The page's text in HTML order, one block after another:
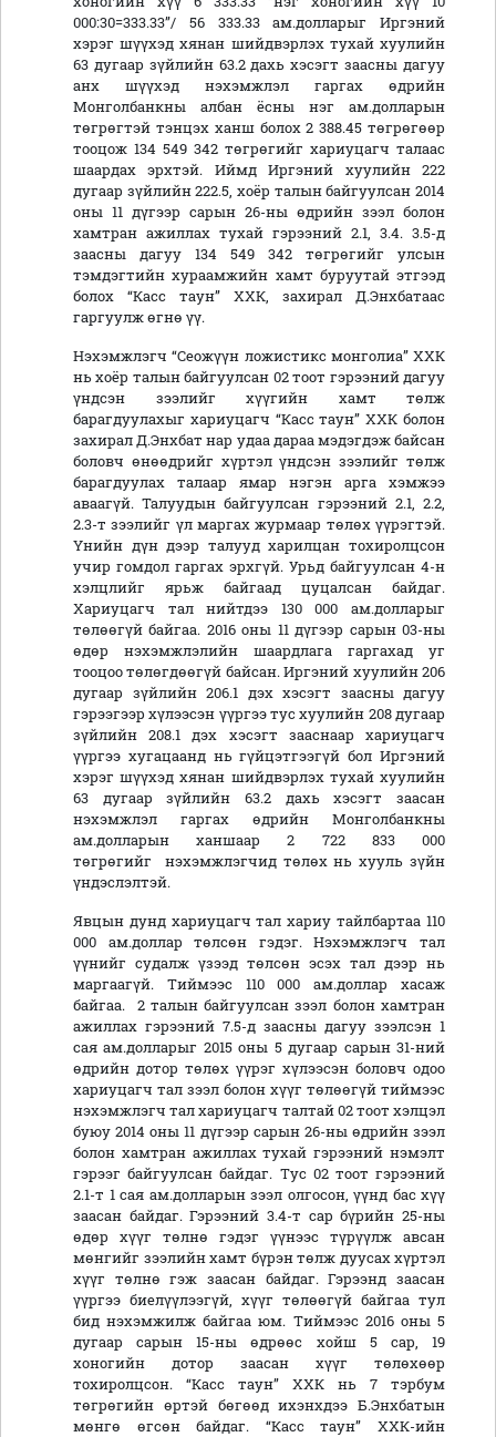
000:30=333.33”/ 56 333.33 ам.долларыг Иргэний
хэрэг шүүхэд хянан шийдвэрлэх тухай хуулийн
63 дугаар зүйлийн 63.2 дахь хэсэгт заасны дагуу
анх шүүхэд нэхэмжлэл гаргах өдрийн
Монголбанкны албан ёсны нэг ам.долларын
төгрөгтэй тэнцэх ханш болох 2 388.45 төгрөгөөр
тооцож 134 549 342 төгрөгийг хариуцагч талаас
шаардах эрхтэй. Иймд Иргэний хуулийн 222
дугаар зүйлийн 222.5, хоёр талын байгуулсан 2014
оны 11 дүгээр сарын 26-ны өдрийн зээл болон
хамтран ажиллах тухай гэрээний 2.1, 3.4. 3.5-д
заасны дагуу 134 549 342 төгрөгийг улсын
тэмдэгтийн хураамжийн хамт буруутай этгээд
болох “Касс таун” ХХК, захирал Д.Энхбатаас
гаргуулж өгнө үү.
Нэхэмжлэгч “Сеожүүн ложистикс монголиа” ХХК
нь хоёр талын байгуулсан 02 тоот гэрээний дагуу
үндсэн зээлийг хүүгийн хамт төлж
барагдуулахыг хариуцагч “Касс таун” ХХК болон
захирал Д.Энхбат нар удаа дараа мэдэгдэж байсан
боловч өнөөдрийг хүртэл үндсэн зээлийг төлж
барагдуулах талаар ямар нэгэн арга хэмжээ
аваагүй. Талуудын байгуулсан гэрээний 2.1, 2.2,
2.3-т зээлийг үл маргах журмаар төлөх үүрэгтэй.
Үнийн дүн дээр талууд харилцан тохиролцсон
учир гомдол гаргах эрхгүй. Урьд байгуулсан 4-н
хэлцлийг ярьж байгаад цуцалсан байдаг.
Хариуцагч тал нийтдээ 130 000 ам.долларыг
төлөөгүй байгаа. 2016 оны 11 дүгээр сарын 03-ны
өдөр нэхэмжлэлийн шаардлага гаргахад уг
тооцоо төлөгдөөгүй байсан. Иргэний хуулийн 206
дугаар зүйлийн 206.1 дэх хэсэгт заасны дагуу
гэрээгээр хүлээсэн үүргээ тус хуулийн 208 дугаар
зүйлийн 208.1 дэх хэсэгт зааснаар хариуцагч
үүргээ хугацаанд нь гүйцэтгээгүй бол Иргэний
хэрэг шүүхэд хянан шийдвэрлэх тухай хуулийн
63 дугаар зүйлийн 63.2 дахь хэсэгт заасан
нэхэмжлэл гаргах өдрийн Монголбанкны
ам.долларын ханшаар 2 722 833 000
төгрөгийг нэхэмжлэгчид төлөх нь хууль зүйн
үндэслэлтэй.
Явцын дунд хариуцагч тал хариу тайлбартаа 110
000 ам.доллар төлсөн гэдэг. Нэхэмжлэгч тал
үүнийг судалж үзээд төлсөн эсэх тал дээр нь
маргаагүй. Тиймээс 110 000 ам.доллар хасаж
байгаа. 2 талын байгуулсан зээл болон хамтран
ажиллах гэрээний 7.5-д заасны дагуу зээлсэн 1
сая ам.долларыг 2015 оны 5 дугаар сарын 31-ний
өдрийн дотор төлөх үүрэг хүлээсэн боловч одоо
хариуцагч тал зээл болон хүүг төлөөгүй тиймээс
нэхэмжлэгч тал хариуцагч талтай 02 тоот хэлцэл
буюу 2014 оны 11 дүгээр сарын 26-ны өдрийн зээл
болон хамтран ажиллах тухай гэрээний нэмэлт
гэрээг байгуулсан байдаг. Тус 02 тоот гэрээний
2.1-т 1 сая ам.долларын зээл олгосон, үүнд бас хүү
заасан байдаг. Гэрээний 3.4-т сар бүрийн 25-ны
өдөр хүүг төлнө гэдэг үүнээс түрүүлж авсан
мөнгийг зээлийн хамт бүрэн төлж дуусах хүртэл
хүүг төлнө гэж заасан байдаг. Гэрээнд заасан
үүргээ биелүүлээгүй, хүүг төлөөгүй байгаа тул
бид нэхэмжилж байгаа юм. Тиймээс 2016 оны 5
дугаар сарын 15-ны өдрөөс хойш 5 сар, 19
хоногийн дотор заасан хүүг төлөхөөр
тохиролцсон. “Касс таун” ХХК нь 7 тэрбум
төгрөгийн өртэй бөгөөд ихэнхдээ Б.Энхбатын
мөнгө өгсөн байдаг. “Касс таун” ХХК-ийн